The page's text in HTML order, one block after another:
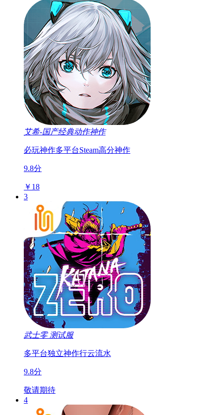
艾希-国产经典动作神作
必玩神作多平台Steam高分神作
9.8分
￥18
3
武士零 测试服
多平台独立神作行云流水
9.8分
敬请期待
4